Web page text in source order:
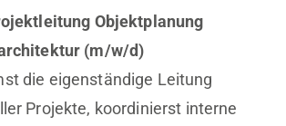
Objektplanung
(m/w/d)
die eigenständige Leitung
Projekte, koordinierst interne